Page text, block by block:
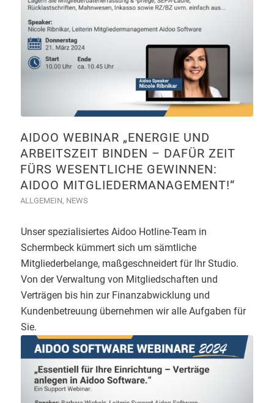
AIDOO WEBINAR „ENERGIE UND
ARBEITSZEIT BINDEN – DAFÜR ZEIT
FÜRS WESENTLICHE GEWINNEN:
AIDOO MITGLIEDERMANAGEMENT!“
ALLGEMEIN, NEWS
Unser spezialisiertes Aidoo Hotline-Team in
Schermbeck kümmert sich um sämtliche
Mitgliederbelange, maßgeschneidert für Ihr Studio.
Von der Verwaltung von Mitgliedschaften und
Verträgen bis hin zur Finanzabwicklung und
Kundenbetreuung übernehmen wir alle Aufgaben für
Sie.